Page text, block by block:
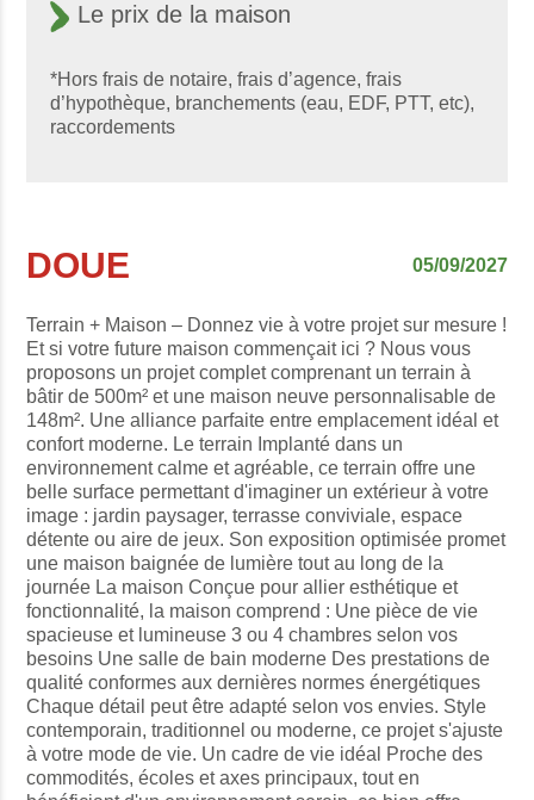
DOUE 05/09/2027
Terrain + Maison – Donnez vie à votre projet sur mesure !
Et si votre future maison commençait ici ? Nous vous
proposons un projet complet comprenant un terrain à
bâtir de 500m² et une maison neuve personnalisable de
148m². Une alliance parfaite entre emplacement idéal et
confort moderne. Le terrain Implanté dans un
environnement calme et agréable, ce terrain offre une
belle surface permettant d'imaginer un extérieur à votre
image : jardin paysager, terrasse conviviale, espace
détente ou aire de jeux. Son exposition optimisée promet
une maison baignée de lumière tout au long de la
journée La maison Conçue pour allier esthétique et
fonctionnalité, la maison comprend : Une pièce de vie
spacieuse et lumineuse 3 ou 4 chambres selon vos
besoins Une salle de bain moderne Des prestations de
qualité conformes aux dernières normes énergétiques
Chaque détail peut être adapté selon vos envies. Style
contemporain, traditionnel ou moderne, ce projet s'ajuste
à votre mode de vie. Un cadre de vie idéal Proche des
commodités, écoles et axes principaux, tout en
Le prix de la maison
*Hors frais de notaire, frais d’agence, frais
d’hypothèque, branchements (eau, EDF, PTT, etc),
raccordements